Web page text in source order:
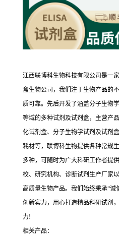
江西联博科生物科技有限公司是一
盒生物公司，我们注于生物产品的
质可靠。先后开发了涵盖分子生物
等域的多种试剂及试剂盒，主营产
化试剂盒、分子生物学试剂及试剂
耗材等，联博科生物提供各种常规
多种，可随时为广大科研工作者提
校、研究机构、诊断试剂生产厂家
高质量生物产品。我们始终秉承“
创新实力，用心打造精品科研试剂
力!
相关产品：